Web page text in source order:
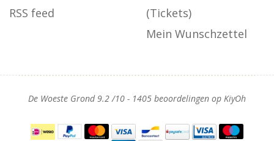
RSS feed
(Tickets)
Mein Wunschzettel
De Woeste Grond9.2/10 - 1405 beoordelingen op KiyOh